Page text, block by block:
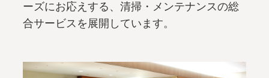
ーズにお応えする、清掃・メンテナンスの総
合サービスを展開しています。